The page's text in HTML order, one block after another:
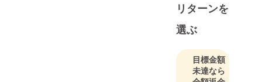
役。博士(工
学)。
日常の会話
になかなか
出てこない
「身近な危
リターンを
選ぶ
目標金額
未達なら